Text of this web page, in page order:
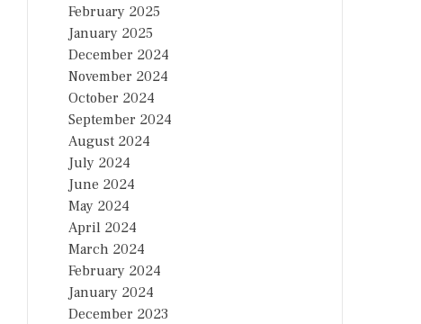
February 2025
January 2025
December 2024
November 2024
October 2024
September 2024
August 2024
July 2024
June 2024
May 2024
April 2024
March 2024
February 2024
January 2024
December 2023